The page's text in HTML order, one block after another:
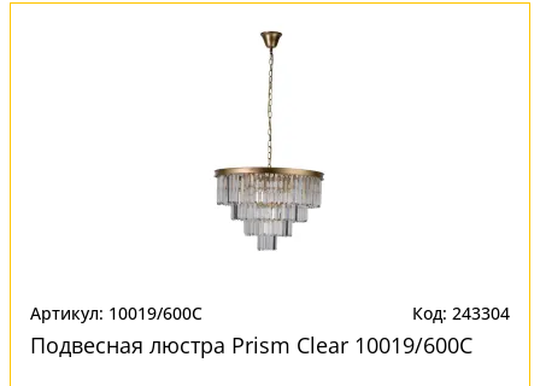
Артикул: 10019/600C Код: 243304
Подвесная люстра Prism Clear 10019/600C